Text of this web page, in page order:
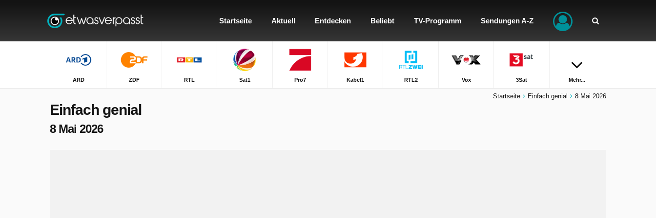
Startseite Aktuell Entdecken Beliebt TV-Programm Sendungen A-Z
ARD ZDF RTL Sat1 Pro7 Kabel1 RTL2 Vox 3Sat Mehr...
Startseite Einfach genial 8 Mai 2026
Einfach genial
8 Mai 2026